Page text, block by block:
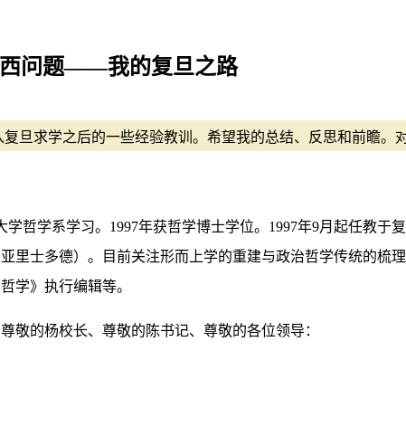
西问题——我的复旦之路
旦求学之后的一些经验教训。希望我的总结、反思和前瞻。
学哲学系学习。1997年获哲学博士学位。1997年9月起任教
里士多德）。目前关注形而上学的重建与政治哲学传统的梳
学》执行编辑等。
敬的杨校长、尊敬的陈书记、尊敬的各位领导：